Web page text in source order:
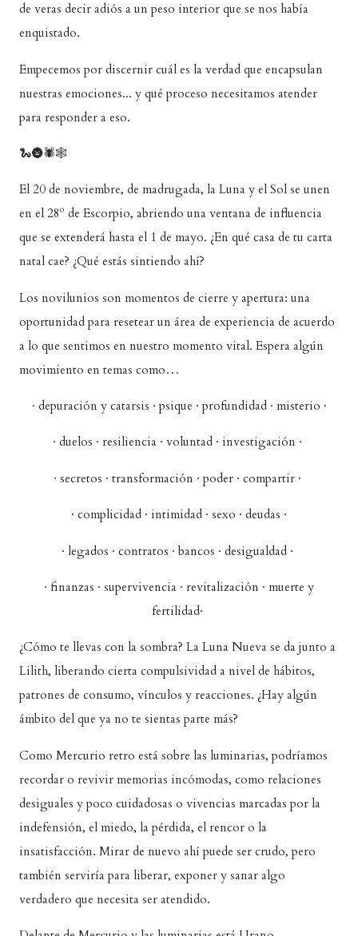
de veras decir adiós a un peso interior que se nos había
enquistado.
Empecemos por discernir cuál es la verdad que encapsulan
nuestras emociones... y qué proceso necesitamos atender
para responder a eso.
🐍🌚🕷🕸
El 20 de noviembre, de madrugada, la Luna y el Sol se unen
en el 28º de Escorpio, abriendo una ventana de influencia
que se extenderá hasta el 1 de mayo. ¿En qué casa de tu carta
natal cae? ¿Qué estás sintiendo ahí?
Los novilunios son momentos de cierre y apertura: una
oportunidad para resetear un área de experiencia de acuerdo
a lo que sentimos en nuestro momento vital. Espera algún
movimiento en temas como…
· depuración y catarsis · psique · profundidad · misterio ·
· duelos · resiliencia · voluntad · investigación ·
· secretos · transformación · poder · compartir ·
· complicidad · intimidad · sexo · deudas ·
· legados · contratos · bancos · desigualdad ·
· finanzas · supervivencia · revitalización · muerte y
fertilidad·
¿Cómo te llevas con la sombra? La Luna Nueva se da junto a
Lilith, liberando cierta compulsividad a nivel de hábitos,
patrones de consumo, vínculos y reacciones. ¿Hay algún
ámbito del que ya no te sientas parte más?
Como Mercurio retro está sobre las luminarias, podríamos
recordar o revivir memorias incómodas, como relaciones
desiguales y poco cuidadosas o vivencias marcadas por la
indefensión, el miedo, la pérdida, el rencor o la
insatisfacción. Mirar de nuevo ahí puede ser crudo, pero
también serviría para liberar, exponer y sanar algo
verdadero que necesita ser atendido.